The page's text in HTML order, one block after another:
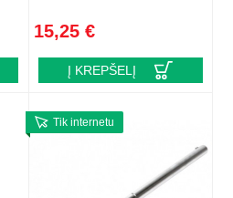
15,25 €
Į KREPŠELĮ
Tik internetu